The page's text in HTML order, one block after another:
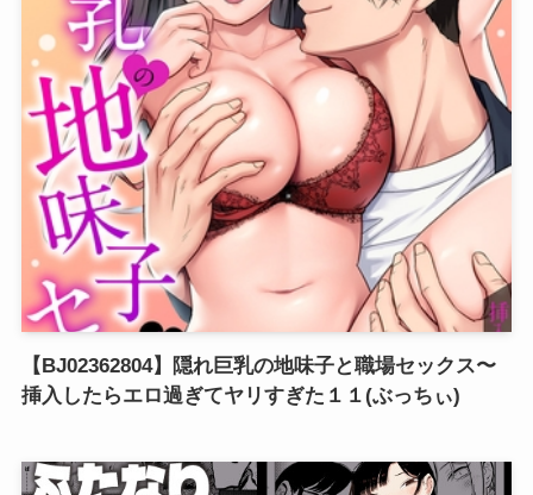
【BJ02362804】隠れ巨乳の地味子と職場セックス〜
挿入したらエロ過ぎてヤリすぎた１１(ぶっちぃ)